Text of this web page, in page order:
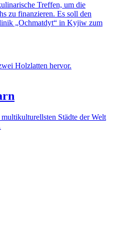
Treffen, um die
zu finanzieren. Es soll den
„Ochmatdyt“ in Kyjiw zum
Städte der Welt